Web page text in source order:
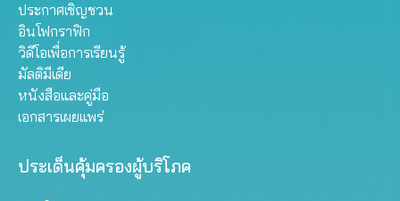
ประกาศเชิญชวน
อินโฟกราฟิก
วิดีโอเพื่อการเรียนรู้
มัลติมีเดีย
หนังสือและคู่มือ
เอกสารเผยแพร่
ประเด็นคุ้มครองผู้บริโภค